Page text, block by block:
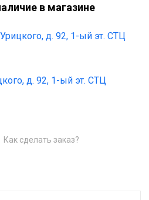
в магазине
д. 92, 1-ый эт. СТЦ
д. 92, 1-ый эт. СТЦ
Как сделать заказ?